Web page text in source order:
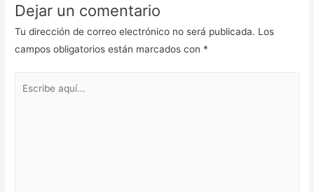
Dejar un comentario
Tu dirección de correo electrónico no será publicada. Los
campos obligatorios están marcados con *